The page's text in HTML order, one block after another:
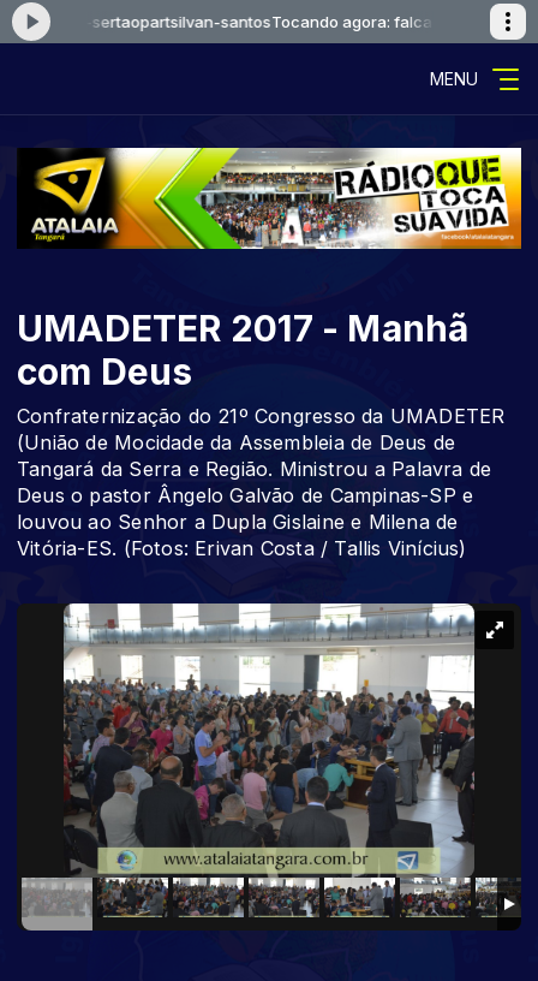
he-sertaopartsilvan-santosTocando agora: falcaoejosue-he-
MENU
UMADETER 2017 - Manhã
com Deus
Confraternização do 21º Congresso da UMADETER
(União de Mocidade da Assembleia de Deus de
Tangará da Serra e Região. Ministrou a Palavra de
Deus o pastor Ângelo Galvão de Campinas-SP e
louvou ao Senhor a Dupla Gislaine e Milena de
Vitória-ES. (Fotos: Erivan Costa / Tallis Vinícius)